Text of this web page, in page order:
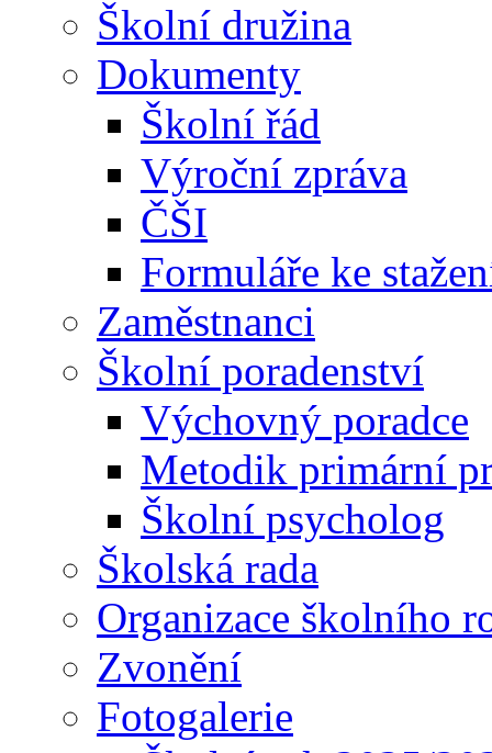
Školní družina
Dokumenty
Školní řád
Výroční zpráva
ČŠI
Formuláře ke
Zaměstnanci
Školní poradenství
Výchovný poradce
Metodik primární
Školní psycholog
Školská rada
Organizace školního
Zvonění
Fotogalerie